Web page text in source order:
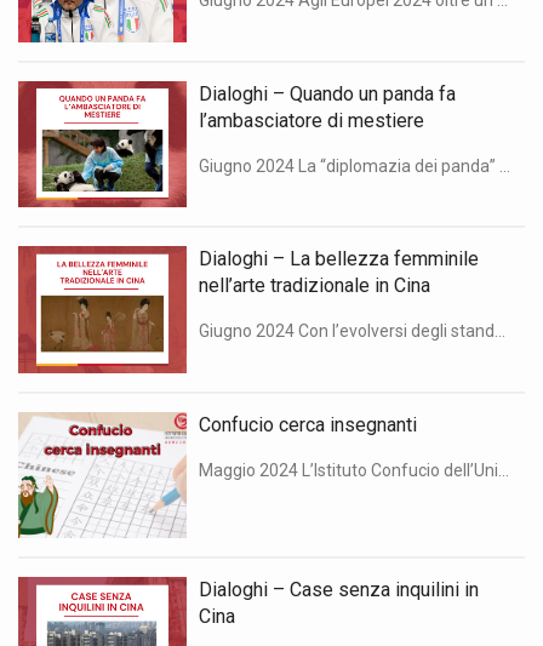
Dialoghi – Quando un panda fa
l’ambasciatore di mestiere
Dialoghi – La bellezza femminile
nell’arte tradizionale in Cina
Giugno 2024 Con l’evolversi degli standard di bellezza femmile in Cina, nel corso dei secoli anche le modalità di rappresentazione delle donne nell’arte hanno subito varie trasformazioni. “Dialoghi: Confucio e China Files” è una rubrica in collaborazione tra China Files e l’Istituto Confucio dell’Università degli Studi di Milano. Clicca qui per le altre puntate. Di […]
Confucio cerca insegnanti
Dialoghi – Case senza inquilini in
Cina